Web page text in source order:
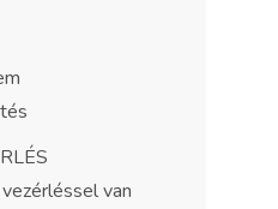
van